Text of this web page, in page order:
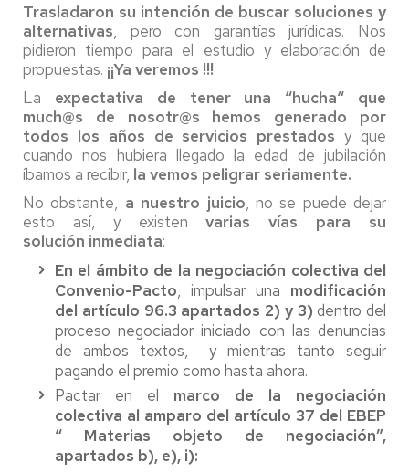
Trasladaron su intención de buscar soluciones y
alternativas, pero con garantías jurídicas. Nos
pidieron tiempo para el estudio y elaboración de
propuestas. ¡¡Ya veremos !!!
La expectativa de tener una “hucha“ que
much@s de nosotr@s hemos generado por
todos los años de servicios prestados y que
cuando nos hubiera llegado la edad de jubilación
íbamos a recibir, la vemos peligrar seriamente.
No obstante, a nuestro juicio, no se puede dejar
esto así, y existenvarias vías para su
solución inmediata:
En el ámbito de la negociación colectiva del
Convenio-Pacto, impulsar una modificación
del artículo 96.3 apartados 2) y 3) dentro del
proceso negociador iniciado con las denuncias
de ambos textos, y mientras tanto seguir
pagando el premio como hasta ahora.
Pactar en el marco de la negociación
colectiva al amparo del artículo 37 del EBEP
“ Materias objeto de negociación”,
apartados b), e), i):